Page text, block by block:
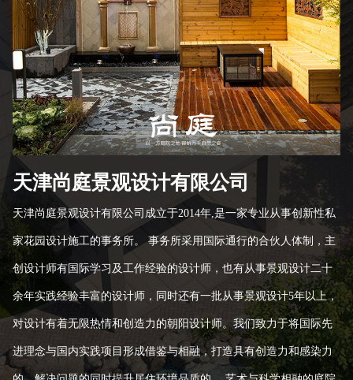
天津尚庭景观设计有限公司
天津尚庭景观设计有限公司成立于2014年,是一家专业从事创新性私
家花园设计施工的事务所。 事务所采用国际通行的合伙人体制，主
创设计师有国际学习及工作经验的设计师，也有从事景观设计二十
余年实践经验丰富的设计师，同时还有一批从事景观设计5年以上，
对设计有着无限热情和创造力的朝阳设计师。我们致力于将国际先
进理念与国内实践项目形成借鉴与相融，打造具有创造力和感染力